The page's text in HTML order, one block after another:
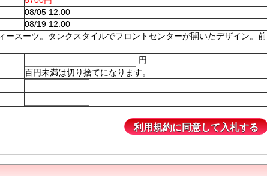
08/05 12:00
08/19 12:00
スーツ。タンクスタイルでフロントセンターが開いたデザイン。
円
百円未満は切り捨てになります。